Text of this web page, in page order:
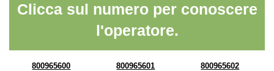
Clicca sul numero per conoscere
l'operatore.
800965600 800965601 800965602